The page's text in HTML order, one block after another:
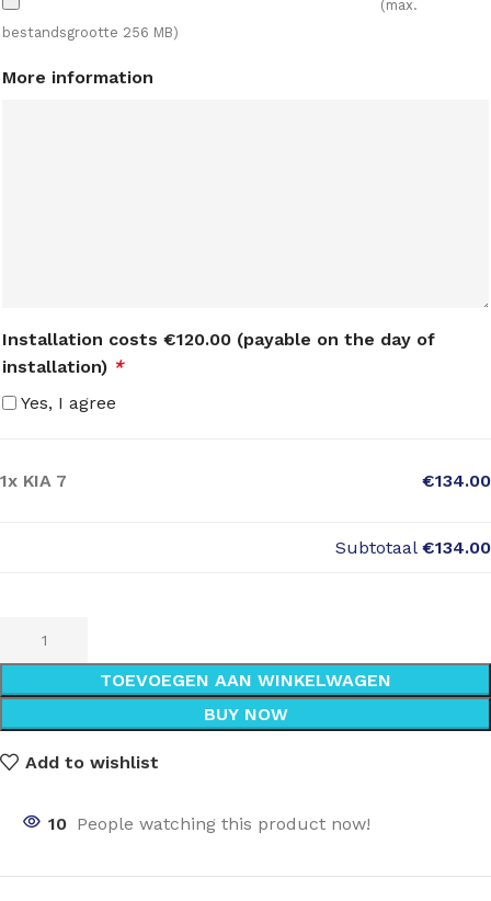
(max.
bestandsgrootte 256 MB)
More information
Installation costs €120.00 (payable on the day of
installation) *
Yes, I agree
1x KIA 7 €134.00
Subtotaal €134.00
TOEVOEGEN AAN WINKELWAGEN
BUY NOW
Add to wishlist
10 People watching this product now!